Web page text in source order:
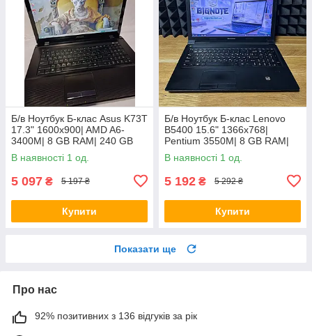
Б/в Ноутбук Б-клас Asus K73T
17.3" 1600x900| AMD A6-
3400M| 8 GB RAM| 240 GB
SSD + 500 GB HDD| Radeon
HD 6520G
В наявності 1 од.
5 097 ₴ 5 197 ₴
Купити
Б/в Ноутбук Б-клас Lenovo
B5400 15.6" 1366x768|
Pentium 3550M| 8 GB RAM|
128 GB SSD| HD
В наявності 1 од.
5 192 ₴ 5 292 ₴
Купити
Показати ще
Про нас
92% позитивних з 136 відгуків за рік